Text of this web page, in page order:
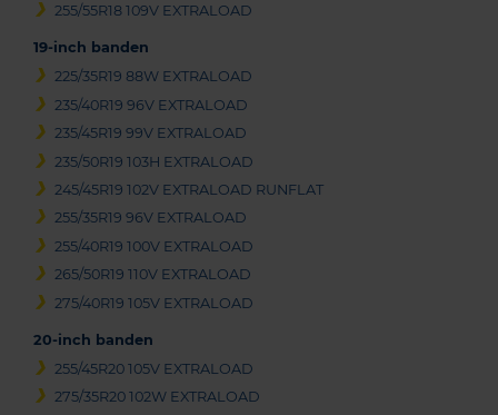
255/55R18 109V EXTRALOAD
19-inch banden
225/35R19 88W EXTRALOAD
235/40R19 96V EXTRALOAD
235/45R19 99V EXTRALOAD
235/50R19 103H EXTRALOAD
245/45R19 102V EXTRALOAD RUNFLAT
255/35R19 96V EXTRALOAD
255/40R19 100V EXTRALOAD
265/50R19 110V EXTRALOAD
275/40R19 105V EXTRALOAD
20-inch banden
255/45R20 105V EXTRALOAD
275/35R20 102W EXTRALOAD